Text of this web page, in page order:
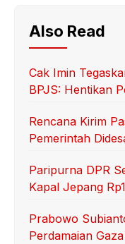
Also Read
Cak Imin
BPJS: Hentikan
Rencana Kirim
Pemerintah
Paripurna DPR
Kapal Jepang
Prabowo
Perdamaian